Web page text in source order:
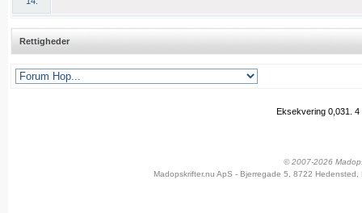
Rettigheder
Eksekvering 0,031. 4
© 2007-2026
Madopskrifter.nu ApS - Bjerregade 5, 8722